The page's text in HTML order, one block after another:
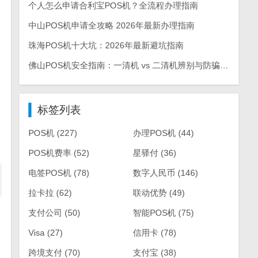
个人怎么申请合利宝POS机？全流程办理指南
中山POS机申请全攻略 2026年最新办理指南
珠海POS机十大坑：2026年最新避坑指南
佛山POS机安全指南：一清机 vs 二清机辨别与防骗手册
标签列表
POS机(227) 办理POS机(44)
POS机费率(52) 星驿付(36)
电签POS机(78) 数字人民币 (146)
拉卡拉 (62) 联动优势(49)
支付公司 (50) 智能POS机(75)
Visa (27) 信用卡(78)
跨境支付(70) 支付宝 (38)